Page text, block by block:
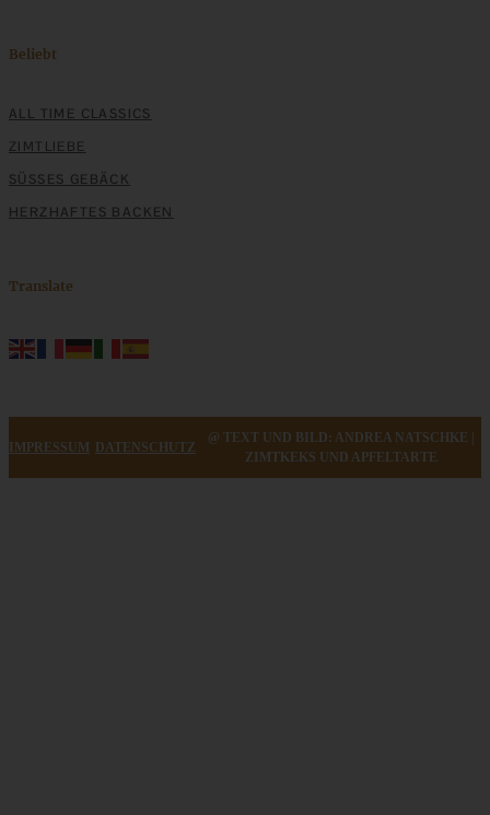
Beliebt
ALL TIME CLASSICS
ZIMTLIEBE
SÜSSES GEBÄCK
HERZHAFTES BACKEN
Translate
IMPRESSUM DATENSCHUTZ
@ TEXT UND BILD: ANDREA NATSCHKE |
ZIMTKEKS UND APFELTARTE